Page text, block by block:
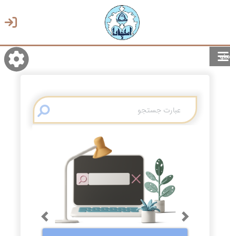
منو
انتخاب زبان
Previous Next